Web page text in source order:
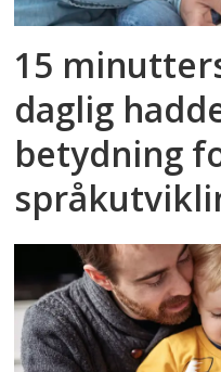
15
daglig
betydning